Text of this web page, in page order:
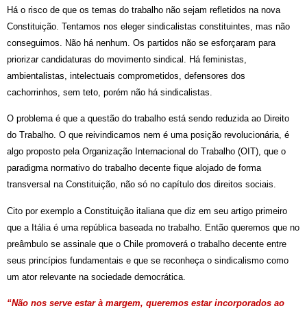
Há o risco de que os temas do trabalho não sejam refletidos na nova
Constituição. Tentamos nos eleger sindicalistas constituintes, mas não
conseguimos. Não há nenhum. Os partidos não se esforçaram para
priorizar candidaturas do movimento sindical. Há feministas,
ambientalistas, intelectuais comprometidos, defensores dos
cachorrinhos, sem teto, porém não há sindicalistas.
O problema é que a questão do trabalho está sendo reduzida ao Direito
do Trabalho. O que reivindicamos nem é uma posição revolucionária, é
algo proposto pela Organização Internacional do Trabalho (OIT), que o
paradigma normativo do trabalho decente fique alojado de forma
transversal na Constituição, não só no capítulo dos direitos sociais.
Cito por exemplo a Constituição italiana que diz em seu artigo primeiro
que a Itália é uma república baseada no trabalho. Então queremos que no
preâmbulo se assinale que o Chile promoverá o trabalho decente entre
seus princípios fundamentais e que se reconheça o sindicalismo como
um ator relevante na sociedade democrática.
“Não nos serve estar à margem, queremos estar incorporados ao